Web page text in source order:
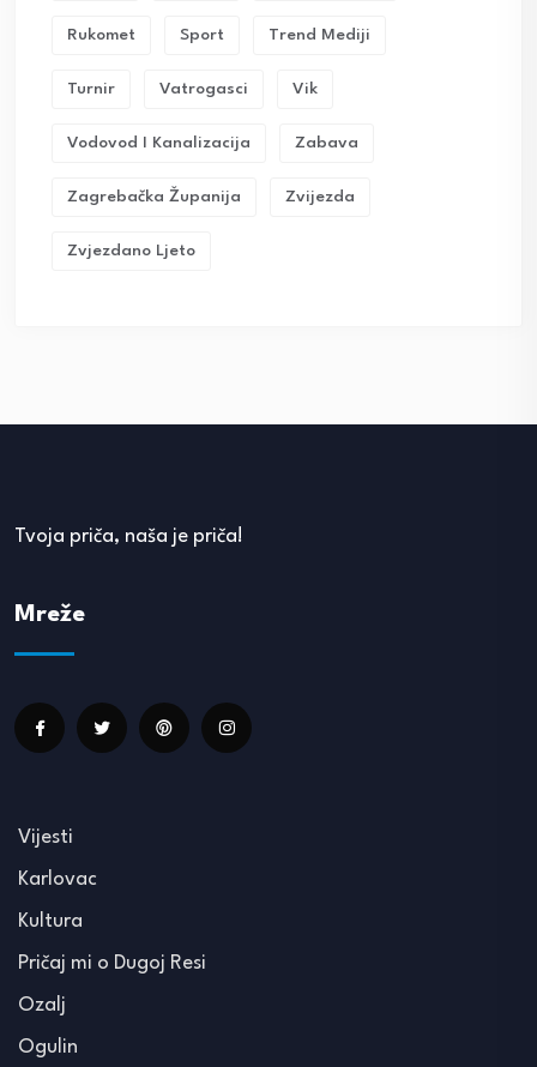
Rukomet Sport Trend Mediji
Turnir Vatrogasci Vik
Vodovod I Kanalizacija Zabava
Zagrebačka Županija Zvijezda
Zvjezdano Ljeto
Tvoja priča, naša je priča!
Mreže
Vijesti
Karlovac
Kultura
Pričaj mi o Dugoj Resi
Ozalj
Ogulin